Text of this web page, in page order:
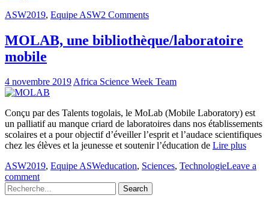
ASW2019, Equipe ASW2 Comments
MOLAB, une bibliothèque/laboratoire
mobile
4 novembre 2019Africa Science Week Team
Conçu par des Talents togolais, le MoLab (Mobile Laboratory) est
un palliatif au manque criard de laboratoires dans nos établissements
scolaires et a pour objectif d’éveiller l’esprit et l’audace scientifiques
chez les élèves et la jeunesse et soutenir l’éducation de Lire plus
ASW2019, Equipe ASWeducation, Sciences, TechnologieLeave a
comment
Search
for: